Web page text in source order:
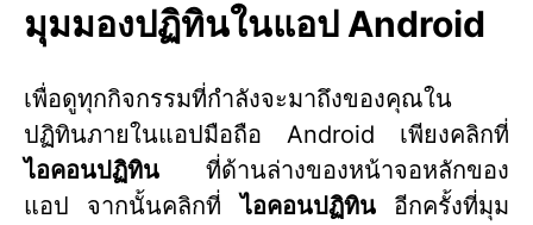
มุมมองปฏิทินในแอป Android
เพื่อดูทุกกิจกรรมที่กำลังจะมาถึงของคุณใน
ปฏิทินภายในแอปมือถือ Android เพียงคลิกที่
ไอคอนปฏิทิน ที่ด้านล่างของหน้าจอหลักของ
แอป จากนั้นคลิกที่ไอคอนปฏิทินอีกครั้งที่มุม